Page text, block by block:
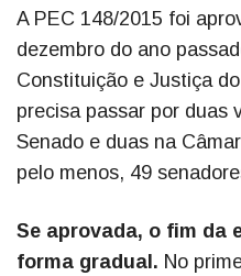
A PEC 148/2015 foi
dezembro do ano
Constituição e Justiça
precisa passar por duas
Senado e duas na
pelo menos, 49
Se aprovada, o fim da
forma gradual. No